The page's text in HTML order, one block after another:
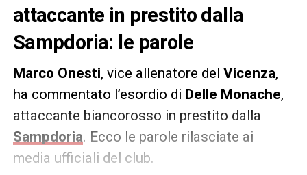
attaccante in prestito dalla
Sampdoria: le parole
Marco Onesti, vice allenatore del Vicenza,
ha commentato l’esordio di Delle Monache,
attaccante biancorosso in prestito dalla
Sampdoria. Ecco le parole rilasciate ai
media ufficiali del club.